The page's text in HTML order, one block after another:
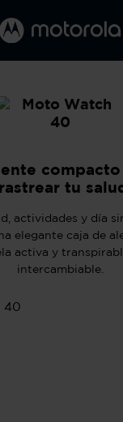
tu
actividades y día
elegante caja de
activa y
intercambiable.